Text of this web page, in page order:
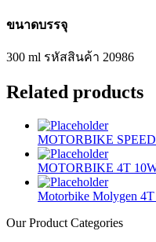
ขนาดบรรจุ
300 ml รหัสสินค้า 20986
Related products
MOTORBIKE
MOTORBIKE 4T
Motorbike Molygen 4T
Our Product Categories